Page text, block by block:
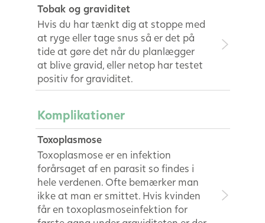
Tobak og graviditet
Hvis du har tænkt dig at stoppe med
at ryge eller tage snus så er det på
tide at gøre det når du planlægger
at blive gravid, eller netop har testet
positiv for graviditet.
Komplikationer
Toxoplasmose
Toxoplasmose er en infektion
forårsaget af en parasit so findes i
hele verdenen. Ofte bemærker man
ikke at man er smittet. Hvis kvinden
får en toxoplasmoseinfektion for